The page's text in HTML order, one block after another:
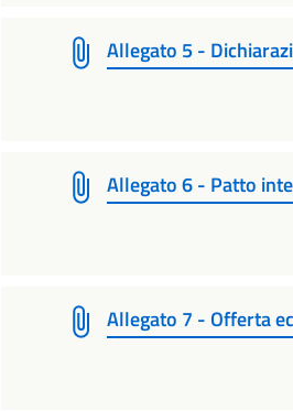
Allegato 5 -
Allegato 6 - Patto
Allegato 7 - Offerta